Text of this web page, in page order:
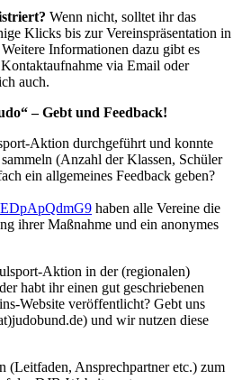
Wenn nicht, solltet ihr das
Klicks bis zur Vereinspräsentation in
Informationen dazu gibt es
via Email oder
auch.
– Gebt und Feedback!
Aktion durchgeführt und konnte
(Anzahl der Klassen, Schüler
ein allgemeines Feedback geben?
haben alle Vereine die
ihrer Maßnahme und ein anonymes
Aktion in der (regionalen)
habt ihr einen gut geschriebenen
Website veröffentlicht? Gebt uns
) und wir nutzen diese
(Leitfaden, Ansprechpartner etc.) zum